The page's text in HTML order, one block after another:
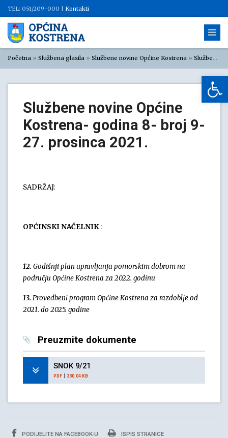
TEL: 051/209-000 | Kontakti
Početna » Službena glasila » Službene novine Općine Kostrena » Službene novine Općine Kostrena 2021
Službene novine Općine
Kostrena- godina 8- broj 9-
27. prosinca 2021.
SADRŽAJ:
OPĆINSKI NAČELNIK:
12. Godišnji plan upravljanja pomorskim dobrom na
području Općine Kostrena za 2022. godinu
13. Provedbeni program Općine Kostrena za razdoblje od
2021. do 2025. godine
Preuzmite dokumente
SNOK 9/21
PDF | 330.04 KB
PODIJELITE NA FACEBOOK-U ISPIS STRANICE